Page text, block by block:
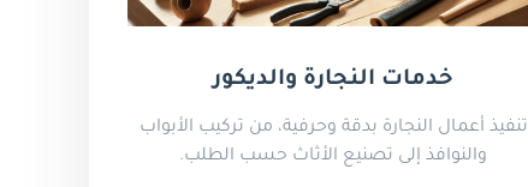
خدمات النجارة والديكور
تنفيذ أعمال النجارة بدقة وحرفية، من تركيب الأبواب
والنوافذ إلى تصنيع الأثاث حسب الطلب.